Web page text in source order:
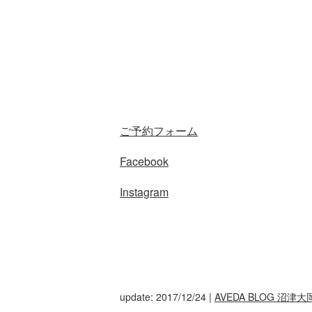
ご予約フォーム
Facebook
Instagram
update: 2017/12/24 | AVEDA BLOG 沼津大